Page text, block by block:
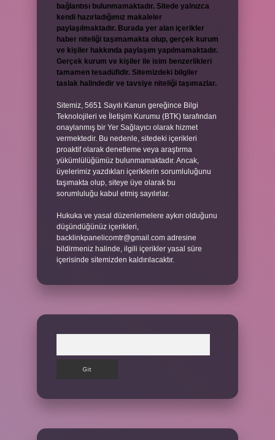
bağlantısı bulunmamaktadır. Sitede yalnızca
kendi hazırladığımız makaleler
paylaşılmaktadır. Burada yer alan içerikler
haber niteliği taşımamakta olup, gerçek kurum
ve kişiler hakkında paylaşım yapılmamaktadır.
Gerçek kurum ve kişiler ile isim benzerlikleri
tamamen tesadüfidir. Sitemizdeki bilgiler
taslak halindedir ve tavsiye niteliği taşımazlar.
Sitemiz, 5651 Sayılı Kanun gereğince Bilgi
Teknolojileri ve İletişim Kurumu (BTK) tarafından
onaylanmış bir Yer Sağlayıcı olarak hizmet
vermektedir. Bu nedenle, sitedeki içerikleri
proaktif olarak denetleme veya araştırma
yükümlülüğümüz bulunmamaktadır. Ancak,
üyelerimiz yazdıkları içeriklerin sorumluluğunu
taşımakta olup, siteye üye olarak bu
sorumluluğu kabul etmiş sayılırlar.
Hukuka ve yasal düzenlemelere aykırı olduğunu
düşündüğünüz içerikleri,
backlinkpanelicomtr@gmail.com adresine
bildirmeniz halinde, ilgili içerikler yasal süre
içerisinde sitemizden kaldırılacaktır.